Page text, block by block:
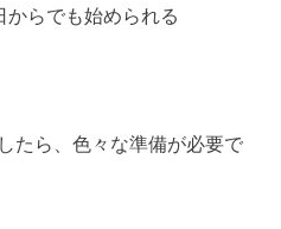
らでも始められる
たら、色々な準備が必要で